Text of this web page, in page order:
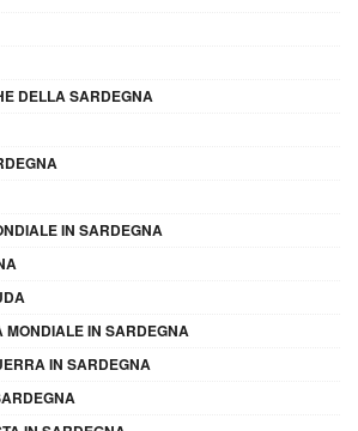
DELLA SARDEGNA
IN SARDEGNA
MONDIALE IN SARDEGNA
IN SARDEGNA